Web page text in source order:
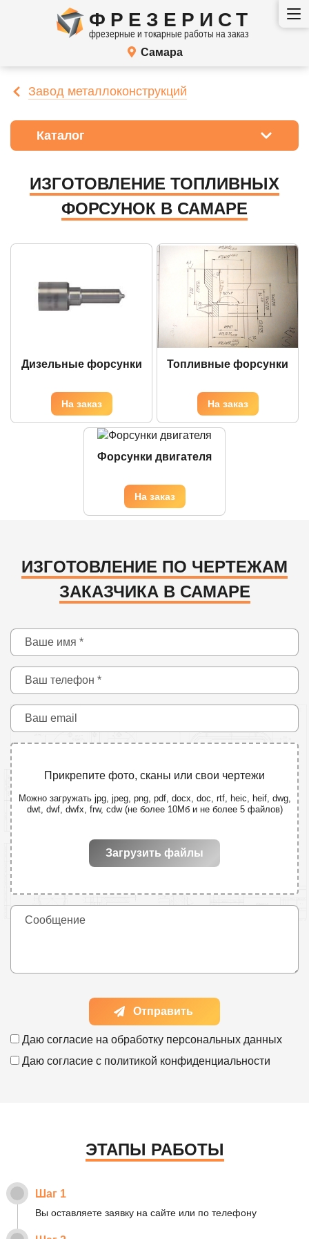
ФРЕЗЕРИСТ
фрезерные и токарные работы на заказ
Самара
Завод металлоконструкций
Каталог
ИЗГОТОВЛЕНИЕ ТОПЛИВНЫХ
ФОРСУНОК В САМАРЕ
Дизельные форсунки Топливные форсунки
Форсунки двигателя
ИЗГОТОВЛЕНИЕ ПО ЧЕРТЕЖАМ
ЗАКАЗЧИКА В САМАРЕ
Прикрепите фото, сканы или свои чертежи
Можно загружать jpg, jpeg, png, pdf, docx, doc, rtf, heic, heif, dwg,
dwt, dwf, dwfx, frw, cdw (не более 10Мб и не более 5 файлов)
Загрузить файлы
Отправить
Даю согласие на обработку персональных данных
Даю согласие с политикой конфиденциальности
ЭТАПЫ РАБОТЫ
Шаг 1
Вы оставляете заявку на сайте или по телефону